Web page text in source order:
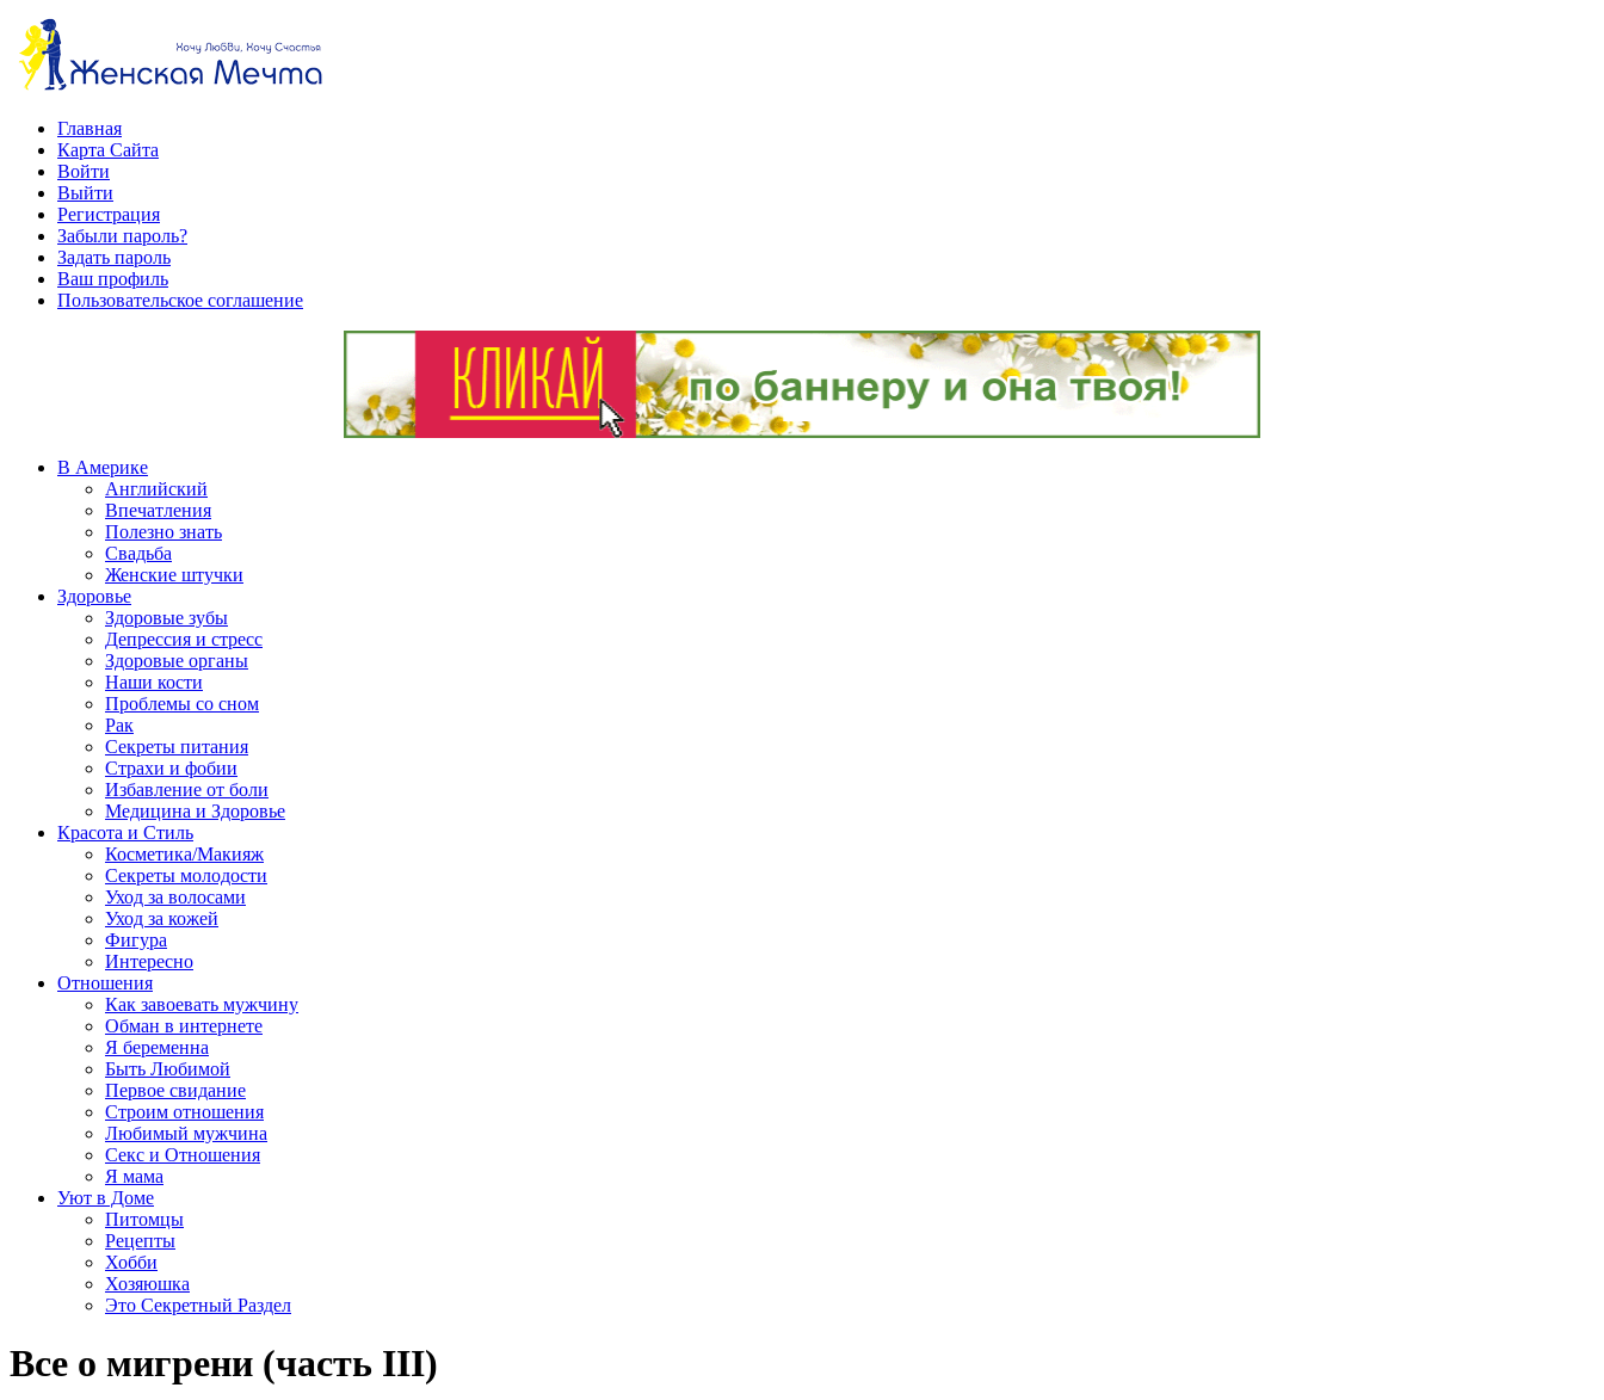
Главная
Карта Сайта
Войти
Выйти
Регистрация
Забыли пароль?
Задать пароль
Ваш профиль
Пользовательское соглашение
В Америке
Английский
Впечатления
Полезно знать
Свадьба
Женские штучки
Здоровье
Здоровые зубы
Депрессия и стресс
Здоровые органы
Наши кости
Проблемы со сном
Рак
Секреты питания
Страхи и фобии
Избавление от боли
Медицина и Здоровье
Красота и Стиль
Косметика/Макияж
Секреты молодости
Уход за волосами
Уход за кожей
Фигура
Интересно
Отношения
Как завоевать мужчину
Обман в интернете
Я беременна
Быть Любимой
Первое свидание
Строим отношения
Любимый мужчина
Секс и Отношения
Я мама
Уют в Доме
Питомцы
Рецепты
Хобби
Хозяюшка
Это Секретный Раздел
Все о мигрени (часть III)